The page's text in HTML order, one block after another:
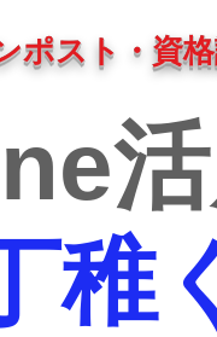
ポスト・資
稚